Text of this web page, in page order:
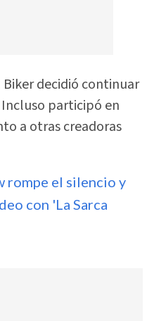
Biker decidió continuar
participó en
a otras creadoras
rompe el silencio y
con 'La Sarca